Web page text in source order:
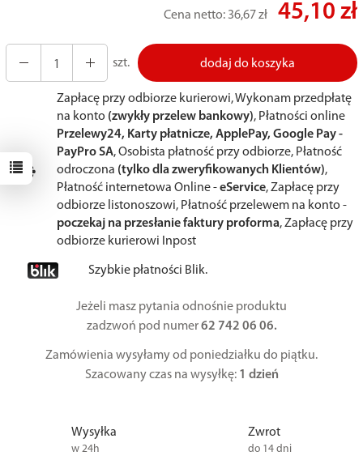
Cena netto: 36,67 zł 45,10 zł
szt. dodaj do koszyka
Zapłacę przy odbiorze kurierowi, Wykonam przedpłatę
na konto (zwykły przelew bankowy), Płatności online
Przelewy24, Karty płatnicze, ApplePay, Google Pay -
PayPro SA, Osobista płatność przy odbiorze, Płatność
odroczona (tylko dla zweryfikowanych Klientów),
Płatność internetowa Online -eService, Zapłacę przy
odbiorze listonoszowi, Płatność przelewem na konto -
poczekaj na przesłanie faktury proforma, Zapłacę przy
odbiorze kurierowi Inpost
Szybkie płatności Blik.
Jeżeli masz pytania odnośnie produktu
zadzwoń pod numer62 742 06 06.
Zamówienia wysyłamy od poniedziałku do piątku.
Szacowany czas na wysyłkę: 1 dzień
Wysyłka
w 24h
Zwrot
do 14 dni